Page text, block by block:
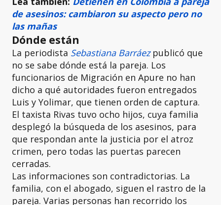
de asesinos: cambiaron su aspecto pero no
las mañas
Dónde están
La periodista Sebastiana Barráezpublicó que
no se sabe dónde está la pareja. Los
funcionarios de Migración en Apure no han
dicho a qué autoridades fueron entregados
Luis y Yolimar, que tienen orden de captura.
El taxista Rivas tuvo ocho hijos, cuya familia
desplegó la búsqueda de los asesinos, para
que respondan ante la justicia por el atroz
crimen, pero todas las puertas parecen
cerradas.
Las informaciones son contradictorias. La
familia, con el abogado, siguen el rastro de la
pareja. Varias personas han recorrido los